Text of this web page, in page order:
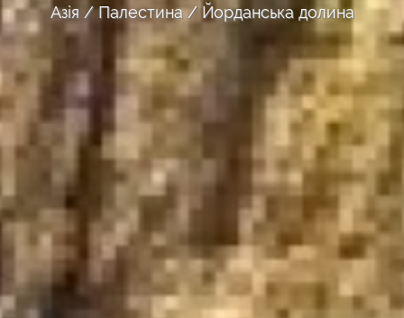
Азія Палестина Йорданська долина